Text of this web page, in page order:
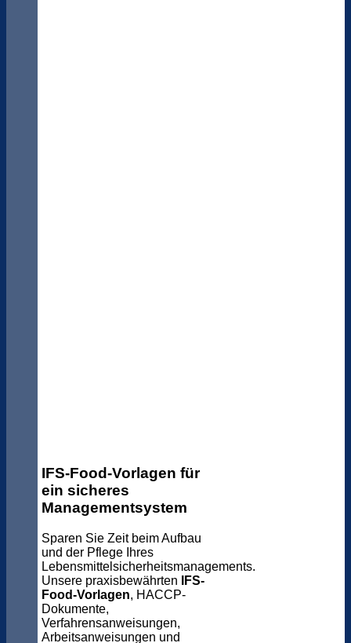
IFS-Food-Vorlagen für
ein sicheres
Managementsystem
Sparen Sie Zeit beim Aufbau
und der Pflege Ihres
Lebensmittelsicherheitsmanagements.
Unsere praxisbewährten
IFS-
Food-Vorlagen, HACCP-
Dokumente,
Verfahrensanweisungen,
Arbeitsanweisungen und